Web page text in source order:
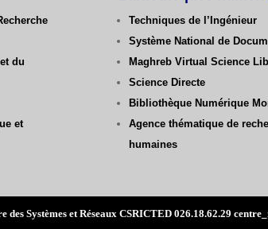
et du
et
Techniques de l’Ingénieur
Système National de
Maghreb Virtual Science
Science Directe
Bibliothèque Numérique
Agence thématique de
humaines
Systèmes et Réseaux CSRICTED 026.18.62.29